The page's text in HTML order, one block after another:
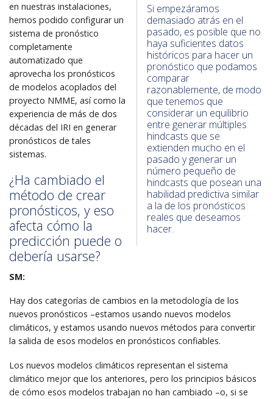
Si empezáramos
demasiado atrás en el
pasado, es posible que no
haya suficientes datos
históricos para hacer un
pronóstico que podamos
comparar
razonablemente, de modo
que tenemos que
considerar un equilibrio
entre generar múltiples
hindcasts que se
extienden mucho en el
pasado y generar un
número pequeño de
hindcasts que posean una
habilidad predictiva similar
a la de los pronósticos
reales que deseamos
hacer.
en nuestras instalaciones,
hemos podido configurar un
sistema de pronóstico
completamente
automatizado que
aprovecha los pronósticos
de modelos acoplados del
proyecto NMME, así como la
experiencia de más de dos
décadas del IRI en generar
pronósticos de tales
sistemas.
¿Ha cambiado el
método de crear
pronósticos, y eso
afecta cómo la
predicción puede o
debería usarse?
SM:
Hay dos categorías de cambios en la metodología de los
nuevos pronósticos –estamos usando nuevos modelos
climáticos, y estamos usando nuevos métodos para convertir
la salida de esos modelos en pronósticos confiables.
Los nuevos modelos climáticos representan el sistema
climático mejor que los anteriores, pero los principios básicos
de cómo esos modelos trabajan no han cambiado –o, si se